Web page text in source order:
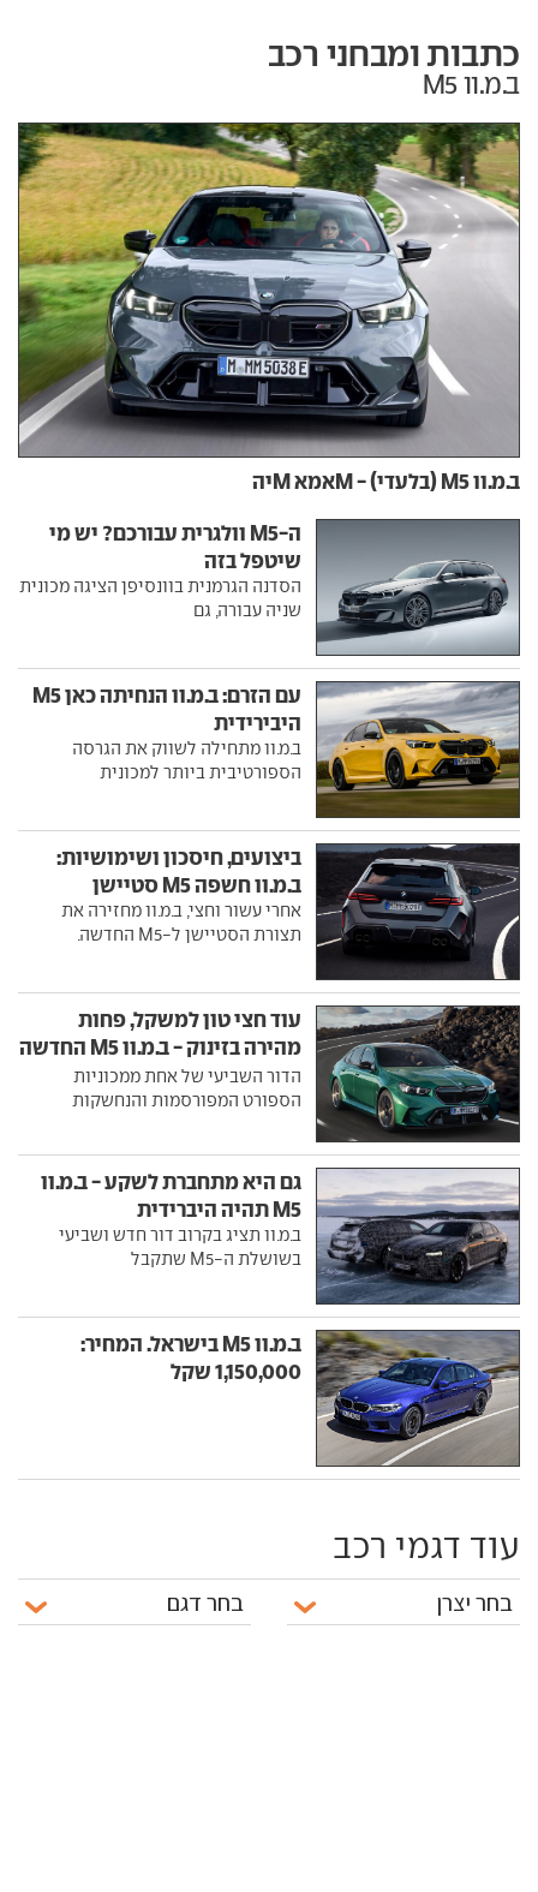
כתבות ומבחני רכב
ב.מ.וו M5
ב.מ.וו M5 (בלעדי) - Mאמא Mיה
ה-M5 וולגרית עבורכם? יש מי
שיטפל בזה
הסדנה הגרמנית בוונסיפן הציגה מכונית
שניה עבורה, גם
עם הזרם: ב.מ.וו הנחיתה כאן M5
היבירידית
ב.מ.וו מתחילה לשווק את הגרסה
הספורטיבית ביותר למכונית
ביצועים, חיסכון ושימושיות:
ב.מ.וו חשפה M5 סטיישן
אחרי עשור וחצי, ב.מ.וו מחזירה את
תצורת הסטיישן ל-M5 החדשה.
עוד חצי טון למשקל, פחות
מהירה בזינוק - ב.מ.וו M5 החדשה
מפתיעה
הדור השביעי של אחת ממכוניות
הספורט המפורסמות והנחשקות
גם היא מתחברת לשקע - ב.מ.וו
M5 תהיה היברידית
ב.מ.וו תציג בקרוב דור חדש ושביעי
בשושלת ה-M5 שתקבל
ב.מ.וו M5 בישראל. המחיר:
1,150,000 שקל
עוד דגמי רכב